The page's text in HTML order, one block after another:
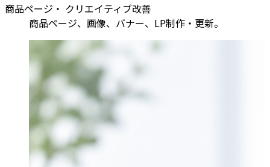
商品ページ・ クリエイティブ改善
商品ページ、画像、バナー、LP制作・更新。